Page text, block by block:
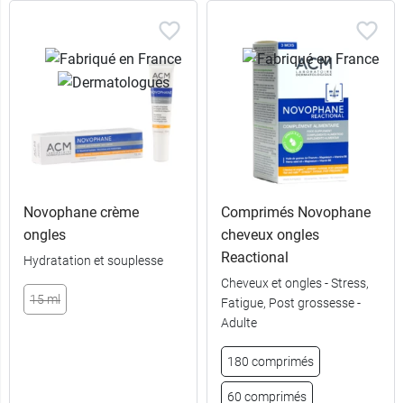
Novophane crème
ongles
Hydratation et souplesse
15 ml
Comprimés Novophane
cheveux ongles
Reactional
Cheveux et ongles - Stress,
Fatigue, Post grossesse -
Adulte
180 comprimés
60 comprimés